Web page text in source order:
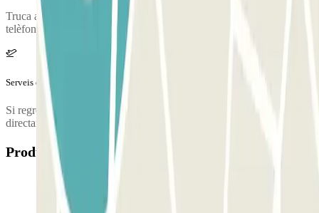
Truca al pàrquing per sol·licitar l'entrega del vehicle. El número de
telèfon del pàrquing se't proporcionarà un cop feta la reserva.
Serveis extra (no inclosos al preu)
Si regresa una vez finalizada la reserva, deberá abonar la diferencia
directamente al parque, según la tarifa en vigor.
Productes disponibles